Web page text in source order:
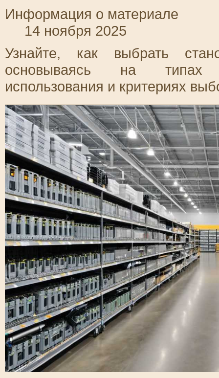
Информация о материале
14 ноября 2025
Узнайте, как выбрать
основываясь на типах
использования и критериях